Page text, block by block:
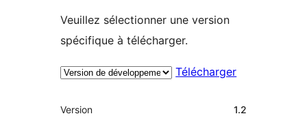
Veuillez sélectionner une version
spécifique à télécharger.
Télécharger
Méta
Version 1.2